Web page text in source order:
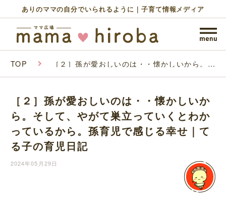
ありのママの自分でいられるように｜子育て情報メディア
TOP ［２］孫が愛おしいのは・・懐かしいから。そ
ら。孫育児で感じる幸せ｜てる子の育児日記
［２］孫が愛おしいのは・・懐かしいか
ら。そして、やがて巣立っていくとわか
っているから。孫育児で感じる幸せ｜て
る子の育児日記
2024年05月29日